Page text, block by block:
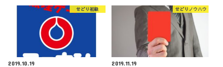
せどり初級
2019.10.19
せどりノウハウ
2019.11.19